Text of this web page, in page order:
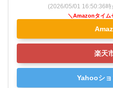
(2026/05/01 16:50:36
楽天
Yahooシ